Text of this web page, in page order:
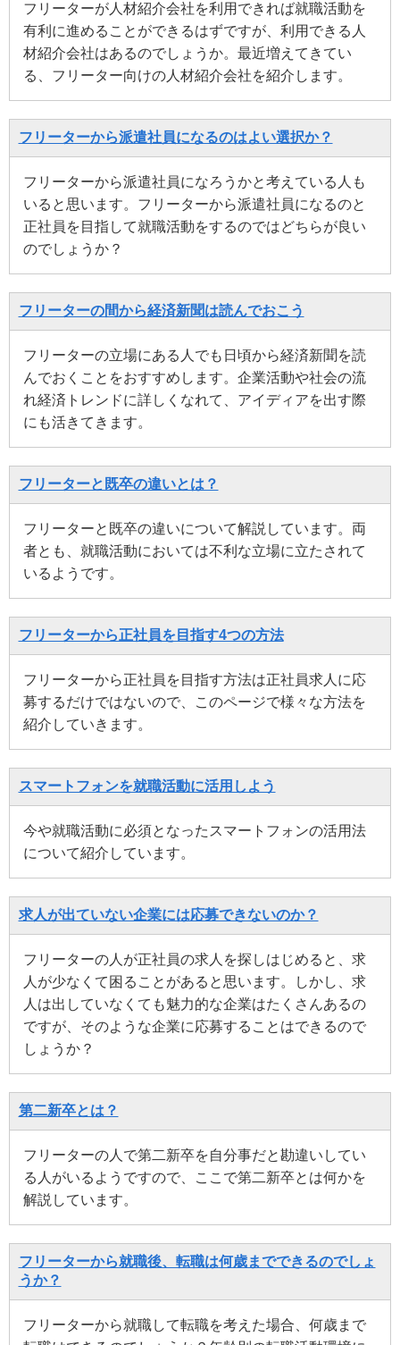
フリーターが人材紹介会社を利用できれば就職活動を
有利に進めることができるはずですが、利用できる人
材紹介会社はあるのでしょうか。最近増えてきてい
る、フリーター向けの人材紹介会社を紹介します。
フリーターから派遣社員になるのはよい選択か？
フリーターから派遣社員になろうかと考えている人も
いると思います。フリーターから派遣社員になるのと
正社員を目指して就職活動をするのではどちらが良い
のでしょうか？
フリーターの間から経済新聞は読んでおこう
フリーターの立場にある人でも日頃から経済新聞を読
んでおくことをおすすめします。企業活動や社会の流
れ経済トレンドに詳しくなれて、アイディアを出す際
にも活きてきます。
フリーターと既卒の違いとは？
フリーターと既卒の違いについて解説しています。両
者とも、就職活動においては不利な立場に立たされて
いるようです。
フリーターから正社員を目指す4つの方法
フリーターから正社員を目指す方法は正社員求人に応
募するだけではないので、このページで様々な方法を
紹介していきます。
スマートフォンを就職活動に活用しよう
今や就職活動に必須となったスマートフォンの活用法
について紹介しています。
求人が出ていない企業には応募できないのか？
フリーターの人が正社員の求人を探しはじめると、求
人が少なくて困ることがあると思います。しかし、求
人は出していなくても魅力的な企業はたくさんあるの
ですが、そのような企業に応募することはできるので
しょうか？
第二新卒とは？
フリーターの人で第二新卒を自分事だと勘違いしてい
る人がいるようですので、ここで第二新卒とは何かを
解説しています。
フリーターから就職後、転職は何歳までできるのでしょ
うか？
フリーターから就職して転職を考えた場合、何歳まで